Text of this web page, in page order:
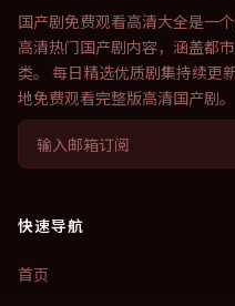
国产剧免费观看高清大全是一
高清热门国产剧内容，涵盖都
类。 每日精选优质剧集持续更
地免费观看完整版高清国产剧。
快速导航
首页